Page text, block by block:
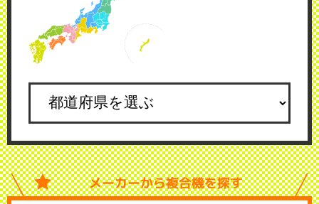
メーカーから複合機を探す